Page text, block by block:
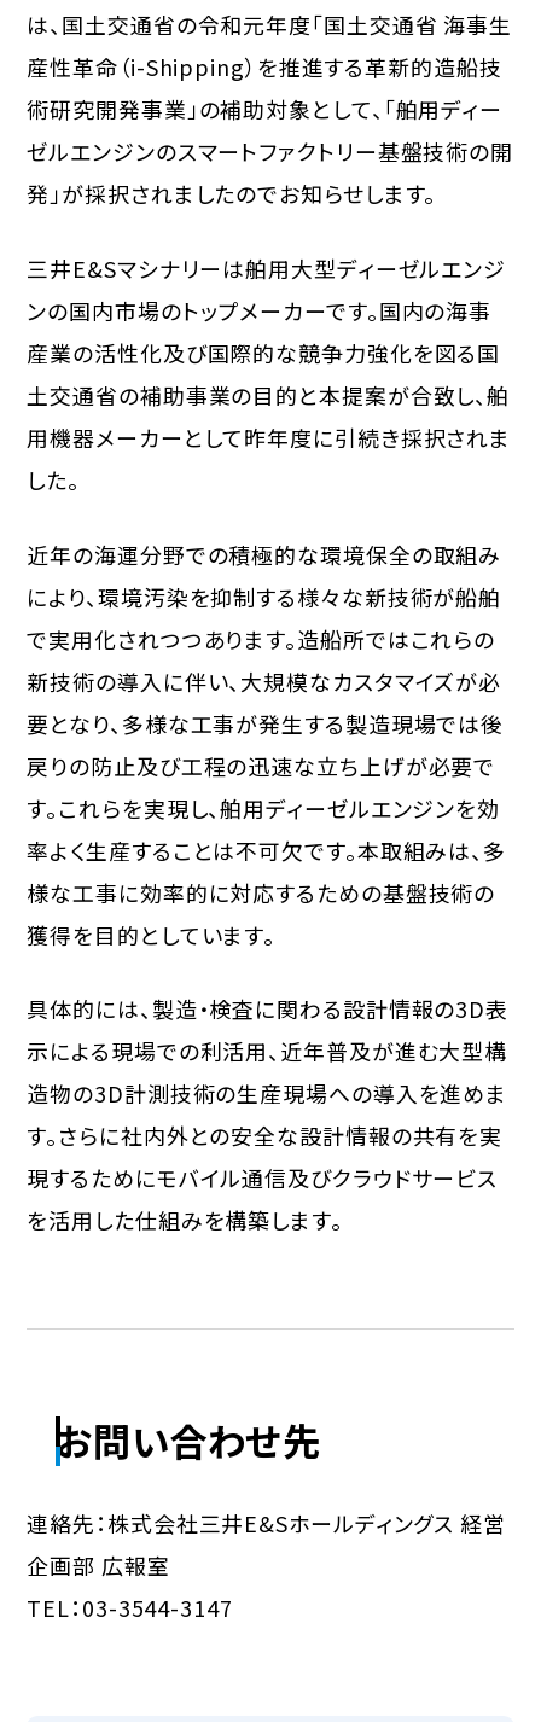
は、国土交通省の令和元年度「国土交通省 海事生
産性革命（i-Shipping）を推進する革新的造船技
術研究開発事業」の補助対象として、「舶用ディー
ゼルエンジンのスマートファクトリー基盤技術の開
発」が採択されましたのでお知らせします。
三井E&Sマシナリーは舶用大型ディーゼルエンジ
ンの国内市場のトップメーカーです。国内の海事
産業の活性化及び国際的な競争力強化を図る国
土交通省の補助事業の目的と本提案が合致し、舶
用機器メーカーとして昨年度に引続き採択されま
した。
近年の海運分野での積極的な環境保全の取組み
により、環境汚染を抑制する様々な新技術が船舶
で実用化されつつあります。造船所ではこれらの
新技術の導入に伴い、大規模なカスタマイズが必
要となり、多様な工事が発生する製造現場では後
戻りの防止及び工程の迅速な立ち上げが必要で
す。これらを実現し、舶用ディーゼルエンジンを効
率よく生産することは不可欠です。本取組みは、多
様な工事に効率的に対応するための基盤技術の
獲得を目的としています。
具体的には、製造・検査に関わる設計情報の3D表
示による現場での利活用、近年普及が進む大型構
造物の3D計測技術の生産現場への導入を進めま
す。さらに社内外との安全な設計情報の共有を実
現するためにモバイル通信及びクラウドサービス
を活用した仕組みを構築します。
お問い合わせ先
連絡先：株式会社三井E&Sホールディングス 経営
企画部 広報室
TEL：03-3544-3147